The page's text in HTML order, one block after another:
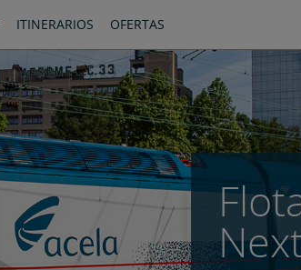
ITINERARIOS OFERTAS